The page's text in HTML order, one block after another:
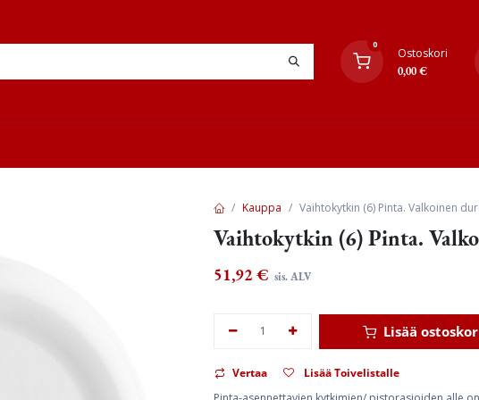
0
Ostoskori
0,00€
Kauppa Vaihtokytkin (6) Pinta. Valkoinen
Vaihtokytkin (6) Pinta.
51,92€ sis. ALV
Lisää
Vertaa
Lisää Toivelistalle